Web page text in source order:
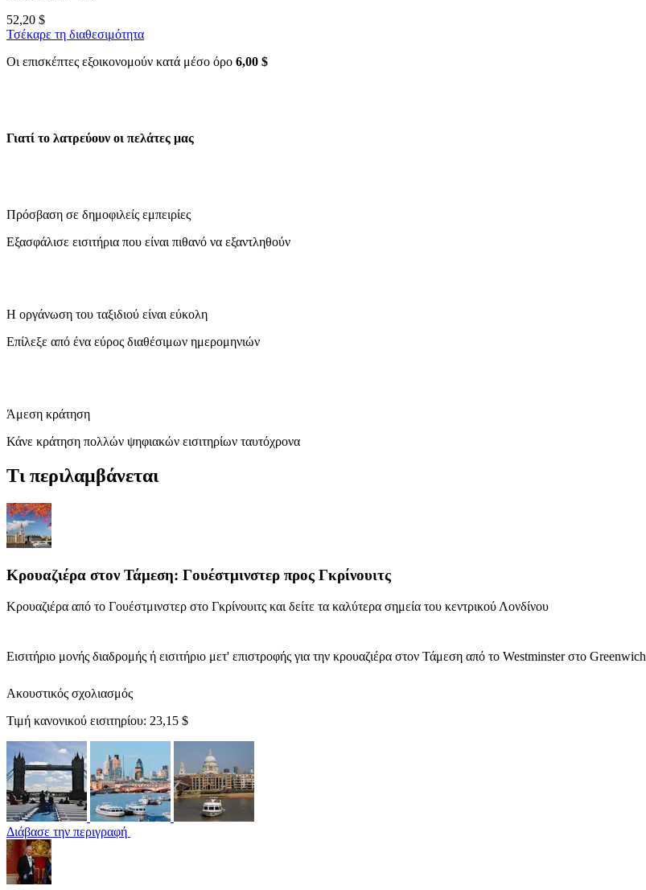
52,20 $
Τσέκαρε τη διαθεσιμότητα
Οι επισκέπτες εξοικονομούν κατά μέσο όρο 6,00 $
Γιατί το λατρεύουν οι πελάτες μας
Πρόσβαση σε δημοφιλείς εμπειρίες
Εξασφάλισε εισιτήρια που είναι πιθανό να εξαντληθούν
Η οργάνωση του ταξιδιού είναι εύκολη
Επίλεξε από ένα εύρος διαθέσιμων ημερομηνιών
Άμεση κράτηση
Κάνε κράτηση πολλών ψηφιακών εισιτηρίων ταυτόχρονα
Τι περιλαμβάνεται
Κρουαζιέρα στον Τάμεση: Γουέστμινστερ προς Γκρίνουιτς
Κρουαζιέρα από το Γουέστμινστερ στο Γκρίνουιτς και δείτε τα καλύτερα σημεία του κεντρικού Λονδίνου
Εισιτήριο μονής διαδρομής ή εισιτήριο μετ' επιστροφής για την κρουαζιέρα στον Τάμεση από το Westminster στο Greenwich
Ακουστικός σχολιασμός
Τιμή κανονικού εισιτηρίου: 23,15 $
Διάβασε την περιγραφή